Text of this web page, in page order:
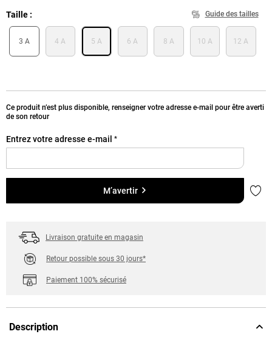
Taille Guide des tailles
3 A 4 A 5 A 6 A 8 A 10 A 12 A
Ce produit n’est plus disponible, renseigner votre adresse e-mail pour être averti
de son retour
Entrez votre adresse e-mail *
M’avertir
Livraison gratuite en magasin
Retour possible sous 30 jours*
Paiement 100% sécurisé
Description